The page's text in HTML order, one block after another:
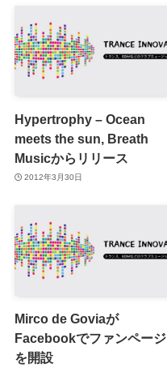
Hypertrophy – Ocean
meets the sun, Breath
Musicからリリース
2012年3月30日
Mirco de Goviaが
Facebookでファンページ
を開設